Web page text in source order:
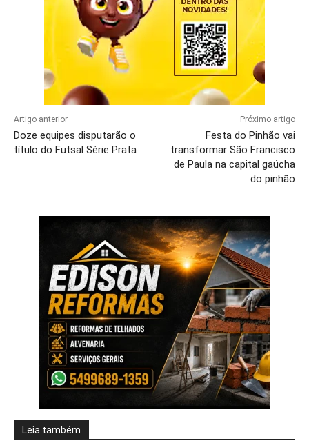
Artigo anterior
Doze equipes disputarão o
título do Futsal Série Prata
Próximo artigo
Festa do Pinhão vai
transformar São Francisco
de Paula na capital gaúcha
do pinhão
Leia também